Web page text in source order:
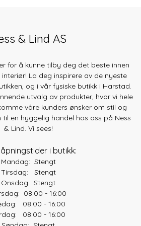
& Lind AS
for å kunne tilby deg det beste innen
La deg inspirere av de nyeste
og i vår fysiske butikk i Harstad.
utvalg av produkter, hvor vi hele
våre kunders ønsker om stil og
en hyggelig handel hos oss på Ness
& Lind. Vi sees!
i butikk:
Mandag: Stengt
Tirsdag: Stengt
Onsdag: Stengt
08:00 - 16:00
08:00 - 16:00
08:00 - 16:00